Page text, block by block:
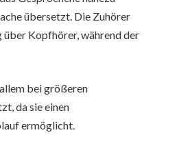
übersetzt. Die Zuhörer
Kopfhörer, während der
bei größeren
da sie einen
ermöglicht.